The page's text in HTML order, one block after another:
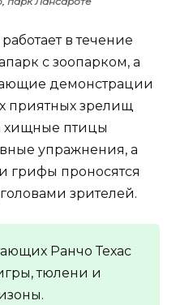
в течение
с зоопарком, а
демонстрации
приятных зрелищ
хищные птицы
упражнения, а
грифы проносятся
зрителей.
Ранчо Техас
тюлени и